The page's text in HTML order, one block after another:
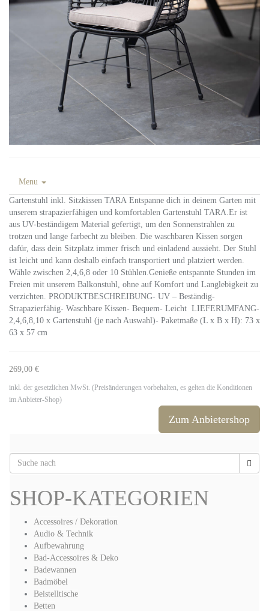
Menu
Gartenstuhl inkl. Sitzkissen TARA Entspanne dich in deinem Garten mit
unserem strapazierfähigen und komfortablen Gartenstuhl TARA.Er ist
aus UV-beständigem Material gefertigt, um den Sonnenstrahlen zu
trotzen und lange farbecht zu bleiben. Die waschbaren Kissen sorgen
dafür, dass dein Sitzplatz immer frisch und einladend aussieht. Der Stuhl
ist leicht und kann deshalb einfach transportiert und platziert werden.
Wähle zwischen 2,4,6,8 oder 10 Stühlen.Genieße entspannte Stunden im
Freien mit unserem Balkonstuhl, ohne auf Komfort und Langlebigkeit zu
verzichten. PRODUKTBESCHREIBUNG- UV – Beständig-
Strapazierfähig- Waschbare Kissen- Bequem- Leicht LIEFERUMFANG-
2,4,6,8,10 x Gartenstuhl (je nach Auswahl)- Paketmaße (L x B x H): 73 x
63 x 57 cm
269,00 €
inkl. der gesetzlichen MwSt. (Preisänderungen vorbehalten, es gelten die Konditionen
im Anbieter-Shop)
Zum Anbietershop
SHOP-KATEGORIEN
Accessoires / Dekoration
Audio & Technik
Aufbewahrung
Bad-Accessoires & Deko
Badewannen
Badmöbel
Beistelltische
Betten